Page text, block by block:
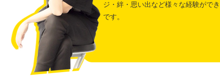
ジ・絆・思い出など様々な経験がで
です。